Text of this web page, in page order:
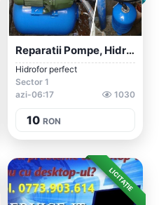
Reparatii Pompe, Hidrofoare Si Grupuri D...
Hidrofor perfect
Sector 1
azi-06:17
1030
10 RON
LICITAȚIE